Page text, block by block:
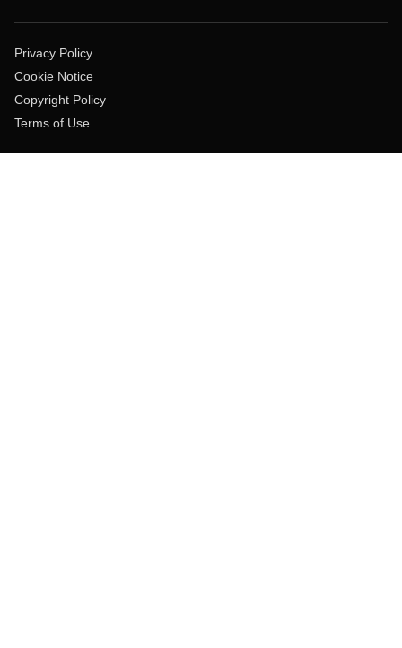
Privacy Policy
Cookie Notice
Copyright Policy
Terms of Use